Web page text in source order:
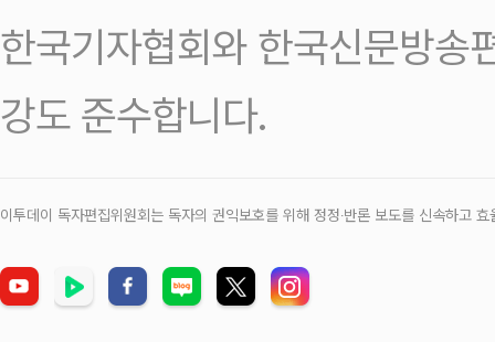
한국기자협회와 한국신문방송
강도 준수합니다.
이투데이 독자편집위원회는 독자의 권익보호를 위해 정정‧반론 보도를 신속하고